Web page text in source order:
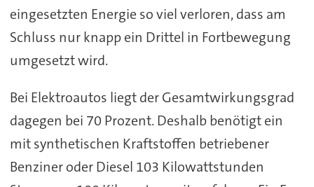
eingesetzten Energie so viel verloren, dass am
Schluss nur knapp ein Drittel in Fortbewegung
umgesetzt wird.
Bei Elektroautos liegt der Gesamtwirkungsgrad
dagegen bei 70 Prozent. Deshalb benötigt ein
mit synthetischen Kraftstoffen betriebener
Benziner oder Diesel 103 Kilowattstunden